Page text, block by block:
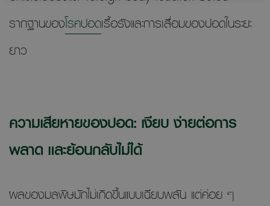
รากฐานของโรคปอดเรื้อรังและการเสื่อมของปอดในระยะ
ยาว
ความเสียหายของปอด: เงียบ ง่ายต่อการ
พลาด และย้อนกลับไม่ได้
ผลของมลพิษมักไม่เกิดขึ้นแบบเฉียบพลัน แต่ค่อย ๆ